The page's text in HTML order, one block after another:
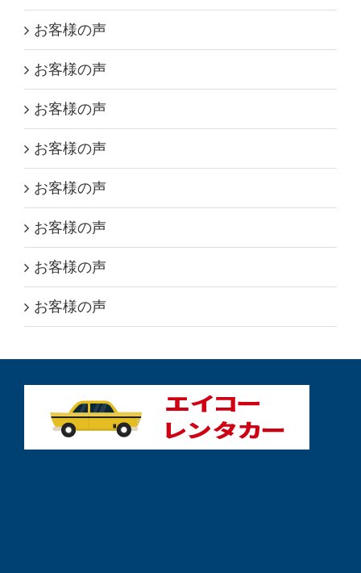
お客様の声
お客様の声
お客様の声
お客様の声
お客様の声
お客様の声
お客様の声
お客様の声